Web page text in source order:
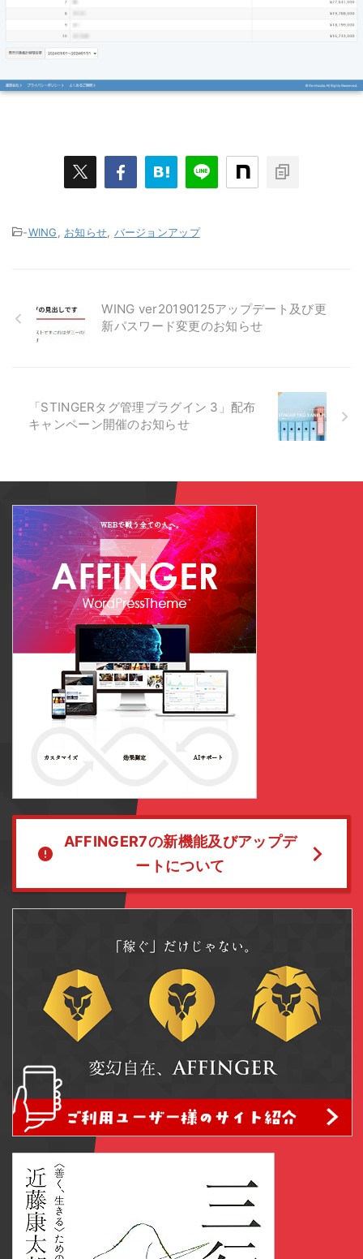
-WING, お知らせ, バージョンアップ
WING ver20190125アップデート及び更
新パスワード変更のお知らせ
「STINGERタグ管理プラグイン 3」配布
キャンペーン開催のお知らせ
AFFINGER7の新機能及びアップデ
ートについて